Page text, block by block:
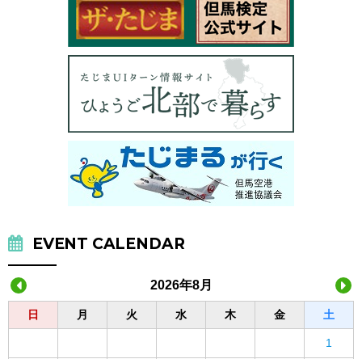
EVENT CALENDAR
2026年8月
日 月 火 水 木 金 土
1